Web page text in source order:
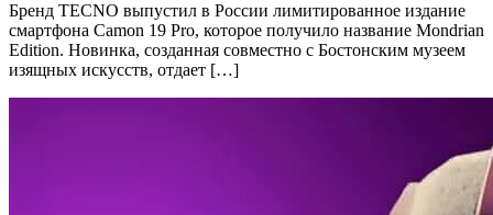
Бренд TECNO выпустил в России лимитированное издание
смартфона Camon 19 Pro, которое получило название Mondrian
Edition. Новинка, созданная совместно с Бостонским музеем
изящных искусств, отдает […]